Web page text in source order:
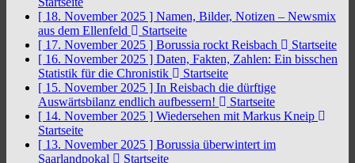
[ 18. November 2025 ] Namen, Bilder, Notizen – Newsmix
aus dem Ellenfeld
Startseite
[ 17. November 2025 ] Borussia rockt Reisbach
Startseite
[ 16. November 2025 ] Daten, Fakten, Zahlen: Ein bisschen
Statistik für die Chronistik
Startseite
[ 15. November 2025 ] In Reisbach die dürftige
Auswärtsbilanz endlich aufbessern!
Startseite
[ 14. November 2025 ] Wiedersehen mit Markus Kneip
Startseite
[ 13. November 2025 ] Borussia überwintert im
Saarlandpokal
Startseite